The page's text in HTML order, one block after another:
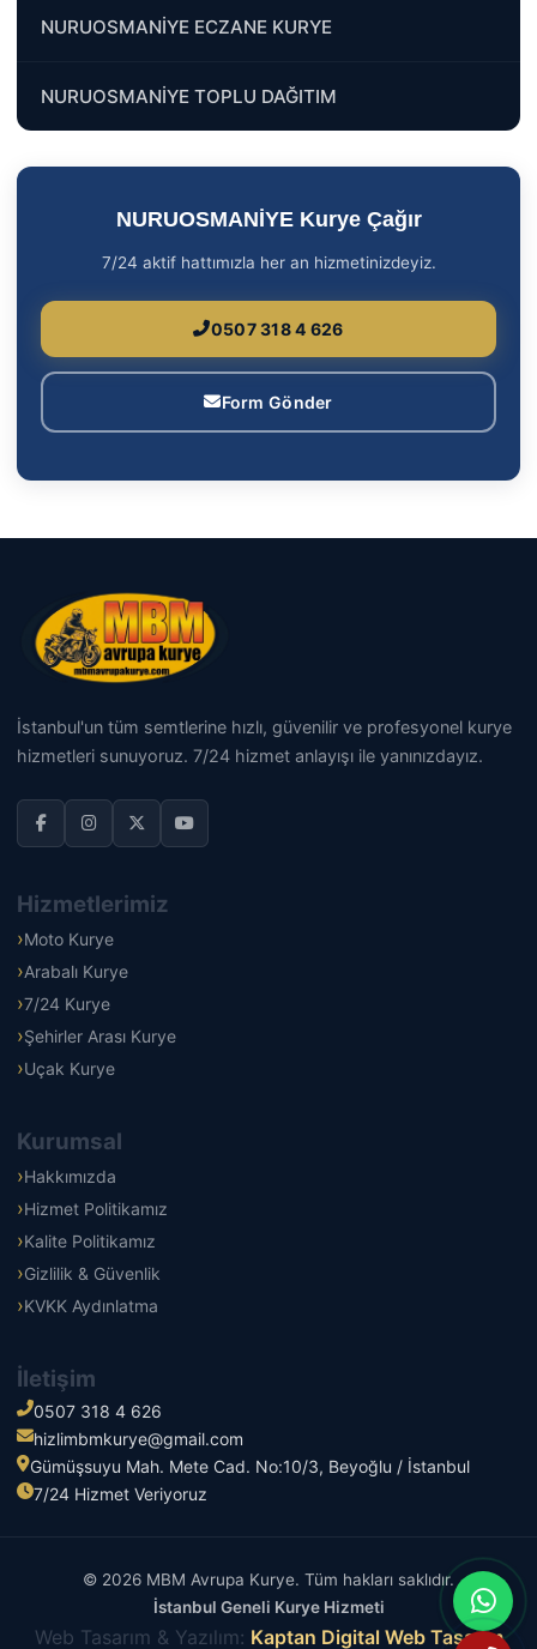
NURUOSMANİYE ECZANE KURYE
NURUOSMANİYE TOPLU DAĞITIM
NURUOSMANİYE Kurye Çağır
7/24 aktif hattımızla her an hizmetinizdeyiz.
0507 318 4 626
Form Gönder
İstanbul'un tüm semtlerine hızlı, güvenilir ve profesyonel kurye
hizmetleri sunuyoruz. 7/24 hizmet anlayışı ile yanınızdayız.
Hizmetlerimiz
Moto Kurye
Arabalı Kurye
7/24 Kurye
Şehirler Arası Kurye
Uçak Kurye
Kurumsal
Hakkımızda
Hizmet Politikamız
Kalite Politikamız
Gizlilik & Güvenlik
KVKK Aydınlatma
İletişim
0507 318 4 626
hizlimbmkurye@gmail.com
Gümüşsuyu Mah. Mete Cad. No:10/3, Beyoğlu / İstanbul
7/24 Hizmet Veriyoruz
© 2026 MBM Avrupa Kurye. Tüm hakları saklıdır.
İstanbul Geneli Kurye Hizmeti
Web Tasarım & Yazılım: Kaptan Digital Web Tasarım